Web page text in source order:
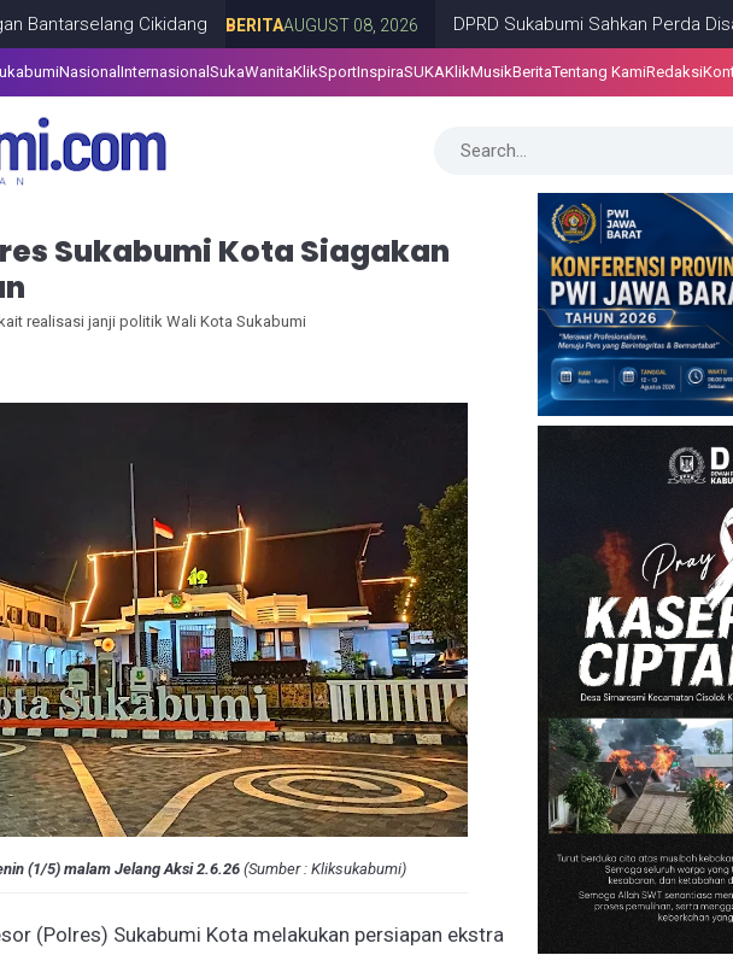
Cikidang BERITAAUGUST 08, 2026 DPRD Sukabumi Sahkan Perda Disabilitas
Nasional Internasional SukaWanitaKlikSportInspiraSUKAKlikMusikBeritaTentang KamiRedaksi
Sukabumi Kota Siagakan
realisasi janji politik Wali Kota Sukabumi
(1/5) malam Jelang Aksi 2.6.26 (Sumber : Kliksukabumi)
(Polres) Sukabumi Kota melakukan persiapan ekstra